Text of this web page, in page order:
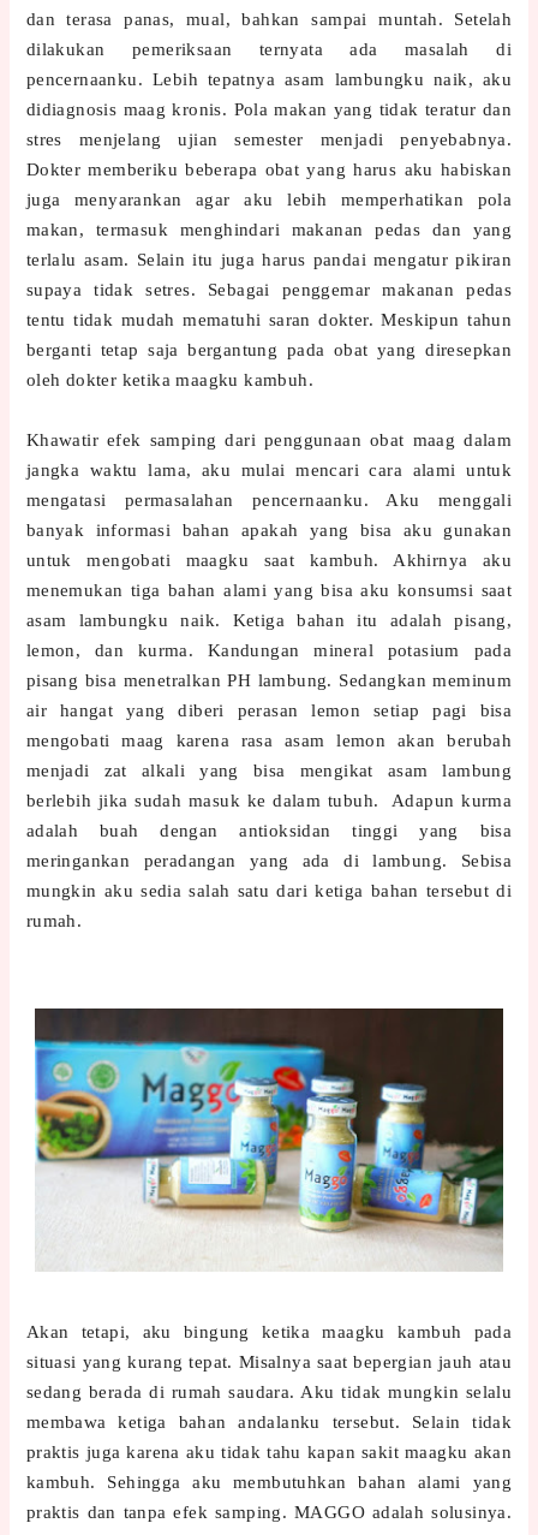
dan terasa panas, mual, bahkan sampai muntah. Setelah
dilakukan pemeriksaan ternyata ada masalah di
pencernaanku. Lebih tepatnya asam lambungku naik, aku
didiagnosis maag kronis. Pola makan yang tidak teratur dan
stres menjelang ujian semester menjadi penyebabnya.
Dokter memberiku beberapa obat yang harus aku habiskan
juga menyarankan agar aku lebih memperhatikan pola
makan, termasuk menghindari makanan pedas dan yang
terlalu asam. Selain itu juga harus pandai mengatur pikiran
supaya tidak setres. Sebagai penggemar makanan pedas
tentu tidak mudah mematuhi saran dokter. Meskipun tahun
berganti tetap saja bergantung pada obat yang diresepkan
oleh dokter ketika maagku kambuh.
Khawatir efek samping dari penggunaan obat maag dalam
jangka waktu lama, aku mulai mencari cara alami untuk
mengatasi permasalahan pencernaanku. Aku menggali
banyak informasi bahan apakah yang bisa aku gunakan
untuk mengobati maagku saat kambuh. Akhirnya aku
menemukan tiga bahan alami yang bisa aku konsumsi saat
asam lambungku naik. Ketiga bahan itu adalah pisang,
lemon, dan kurma. Kandungan mineral potasium pada
pisang bisa menetralkan PH lambung. Sedangkan meminum
air hangat yang diberi perasan lemon setiap pagi bisa
mengobati maag karena rasa asam lemon akan berubah
menjadi zat alkali yang bisa mengikat asam lambung
berlebih jika sudah masuk ke dalam tubuh. Adapun kurma
adalah buah dengan antioksidan tinggi yang bisa
meringankan peradangan yang ada di lambung. Sebisa
mungkin aku sedia salah satu dari ketiga bahan tersebut di
rumah.
Akan tetapi, aku bingung ketika maagku kambuh pada
situasi yang kurang tepat. Misalnya saat bepergian jauh atau
sedang berada di rumah saudara. Aku tidak mungkin selalu
membawa ketiga bahan andalanku tersebut. Selain tidak
praktis juga karena aku tidak tahu kapan sakit maagku akan
kambuh. Sehingga aku membutuhkan bahan alami yang
praktis dan tanpa efek samping. MAGGO adalah solusinya.